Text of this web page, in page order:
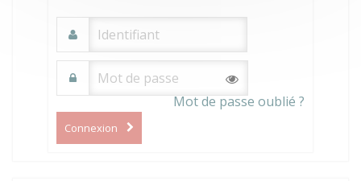
Mot de passe oublié ?
Connexion